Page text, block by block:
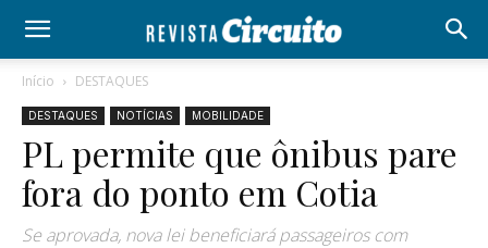
Início DESTAQUES
DESTAQUES NOTÍCIAS MOBILIDADE
PL permite que ônibus pare
fora do ponto em Cotia
Se aprovada, nova lei beneficiará passageiros com